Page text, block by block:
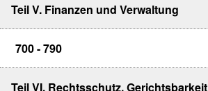
Teil V. Finanzen und Verwaltung
700 - 790
Teil VI. Rechtsschutz, Gerichtsbarkeit